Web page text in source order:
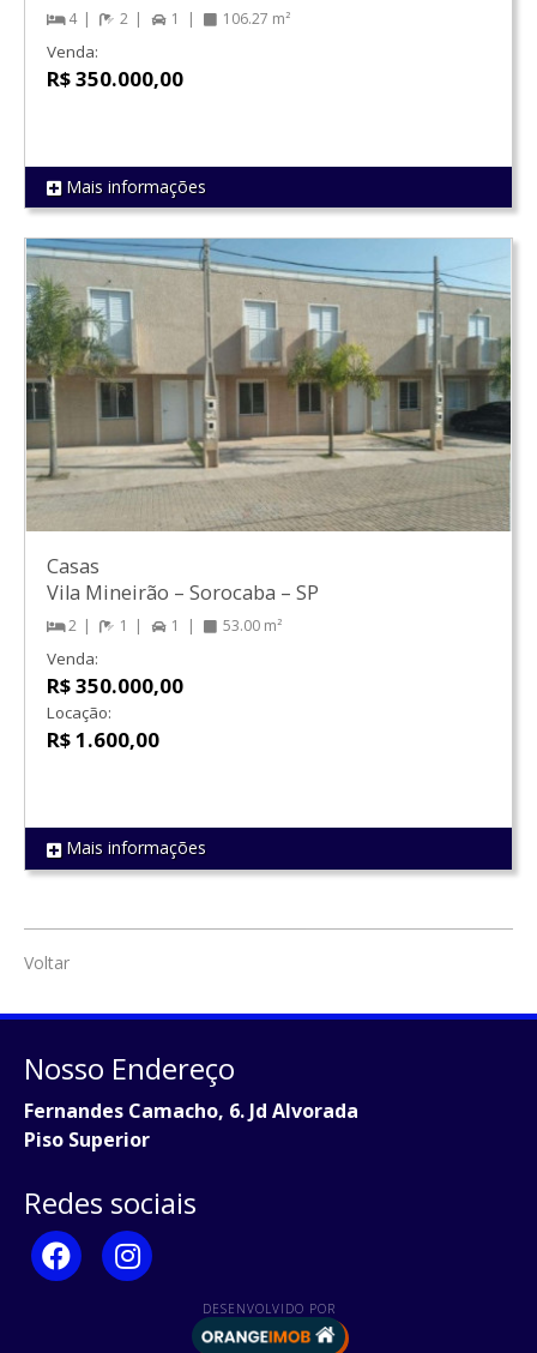
REF 1226
4 2 1 106.27 m²
Venda:
R$ 350.000,00
Mais informações
REF 1652
Casas
Vila Mineirão – Sorocaba – SP
2 1 1 53.00 m²
Venda:
R$ 350.000,00
Locação:
R$ 1.600,00
Mais informações
Voltar
Nosso Endereço
Fernandes Camacho, 6. Jd Alvorada
Piso Superior
Redes sociais
DESENVOLVIDO POR